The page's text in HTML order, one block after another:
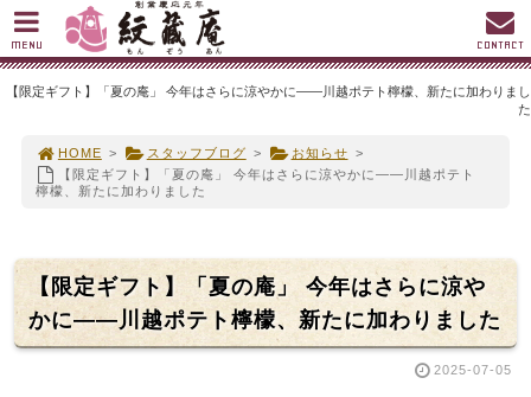
【限定ギフト】「夏の庵」 今年はさらに涼やかに――川越ポテト檸檬、新たに加わりまし
た
HOME > スタッフブログ > お知らせ >
【限定ギフト】「夏の庵」 今年はさらに涼やかに――川越ポテト
檸檬、新たに加わりました
【限定ギフト】「夏の庵」 今年はさらに涼や
かに――川越ポテト檸檬、新たに加わりました
2025-07-05
MENU CONTACT